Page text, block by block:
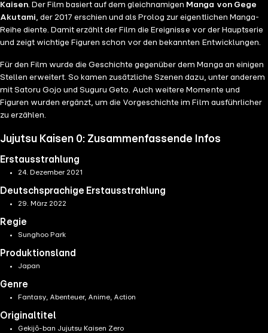
Kaisen. Der Film basiert auf dem gleichnamigen Manga von Gege
Akutami, der 2017 erschien und als Prolog zur eigentlichen Manga-
Reihe diente. Damit erzählt der Film die Ereignisse vor der Hauptserie
und zeigt wichtige Figuren schon vor den bekannten Entwicklungen.
Für den Film wurde die Geschichte gegenüber dem Manga an einigen
Stellen erweitert. So kamen zusätzliche Szenen dazu, unter anderem
mit Satoru Gojo und Suguru Geto. Auch weitere Momente und
Figuren wurden ergänzt, um die Vorgeschichte im Film ausführlicher
zu erzählen.
Jujutsu Kaisen 0: Zusammenfassende Infos
Erstausstrahlung
24. Dezember 2021
Deutschsprachige Erstausstrahlung
29. März 2022
Regie
Sunghoo Park
Produktionsland
Japan
Genre
Fantasy, Abenteuer, Anime, Action
Originaltitel
Gekijô-ban Jujutsu Kaisen Zero